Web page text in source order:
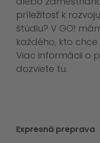
príležitosť k
štúdiu? V GO!
každého, kto
Viac informácii o
dozviete tu.
Expresná preprava